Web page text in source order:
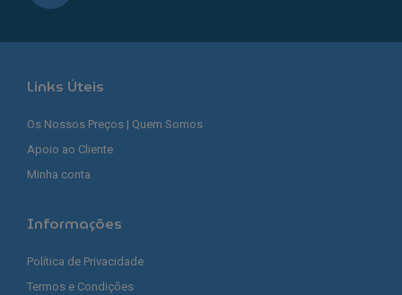
Links Úteis
Os Nossos Preços | Quem Somos
Apoio ao Cliente
Minha conta
Informações
Política de Privacidade
Termos e Condições